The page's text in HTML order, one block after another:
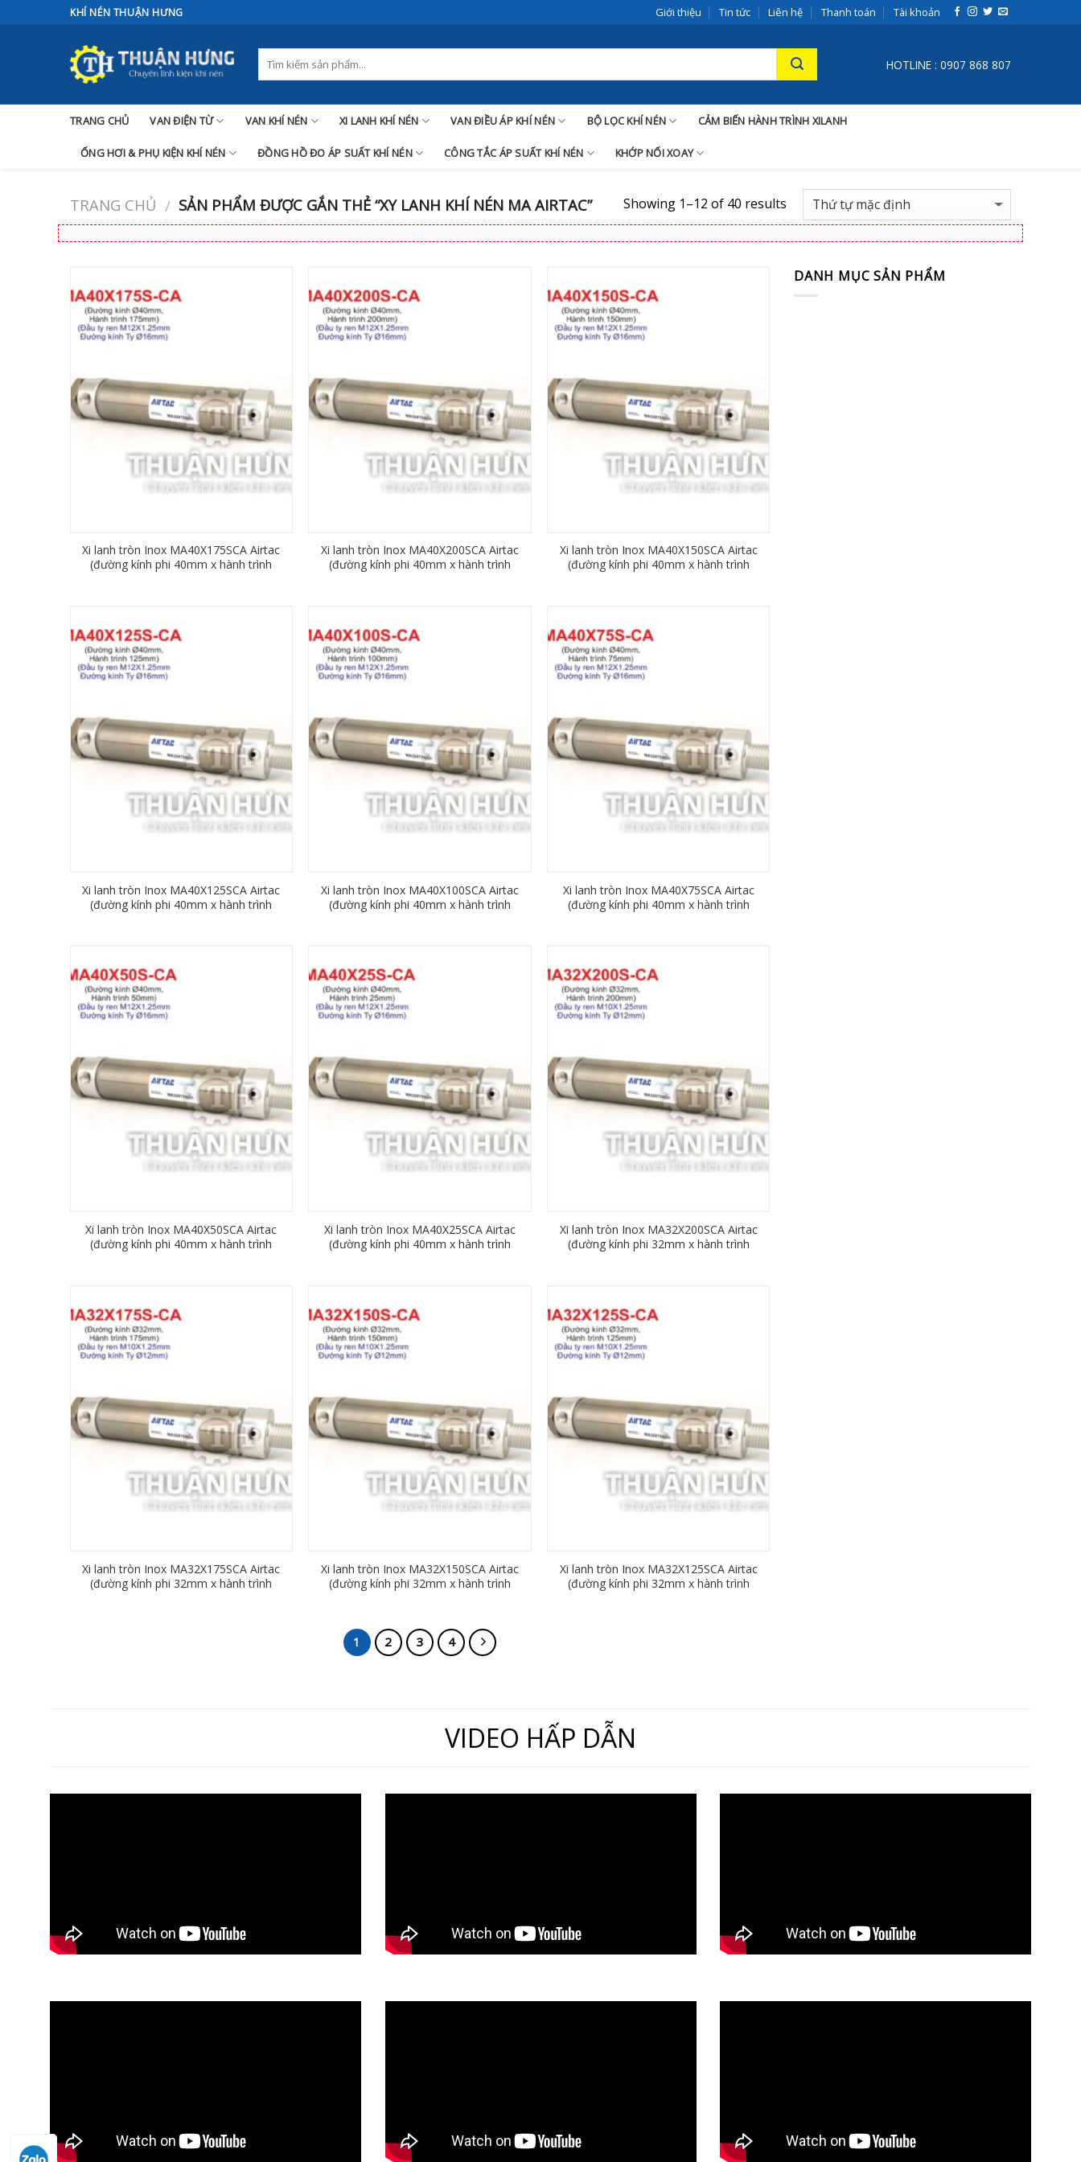
to
KHÍ NÉN THUẬN HƯNG Giới thiệu Tin tức Liên hệ Thanh toán Tài khoản
HOTLINE : 0907 868 807
TRANG CHỦ VAN ĐIỆN TỪ VAN KHÍ NÉN XI LANH KHÍ NÉN VAN ĐIỀU ÁP KHÍ NÉN BỘ LỌC KHÍ NÉN CẢM BIẾN HÀNH TRÌNH XILANH
ỐNG HƠI & PHỤ KIỆN KHÍ NÉN ĐỒNG HỒ ĐO ÁP SUẤT KHÍ NÉN CÔNG TẮC ÁP SUẤT KHÍ NÉN KHỚP NỐI XOAY
TRANG CHỦ / SẢN PHẨM ĐƯỢC GẮN THẺ “XY LANH KHÍ NÉN MA AIRTAC” Showing 1–12 of 40 results
Xi lanh tròn Inox MA40X175SCA Airtac
(đường kính phi 40mm x hành trình
Xi lanh tròn Inox MA40X200SCA Airtac
(đường kính phi 40mm x hành trình
Xi lanh tròn Inox MA40X150SCA Airtac
(đường kính phi 40mm x hành trình
Xi lanh tròn Inox MA40X125SCA Airtac
(đường kính phi 40mm x hành trình
Xi lanh tròn Inox MA40X100SCA Airtac
(đường kính phi 40mm x hành trình
Xi lanh tròn Inox MA40X75SCA Airtac
(đường kính phi 40mm x hành trình
Xi lanh tròn Inox MA40X50SCA Airtac
(đường kính phi 40mm x hành trình
Xi lanh tròn Inox MA40X25SCA Airtac
(đường kính phi 40mm x hành trình
Xi lanh tròn Inox MA32X200SCA Airtac
(đường kính phi 32mm x hành trình
Xi lanh tròn Inox MA32X175SCA Airtac
(đường kính phi 32mm x hành trình
Xi lanh tròn Inox MA32X150SCA Airtac
(đường kính phi 32mm x hành trình
Xi lanh tròn Inox MA32X125SCA Airtac
(đường kính phi 32mm x hành trình
1 2 3 4
DANH MỤC SẢN PHẨM
VIDEO HẤP DẪN